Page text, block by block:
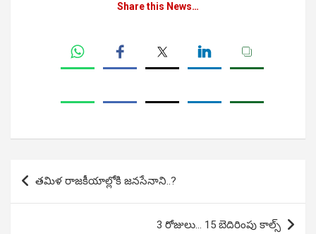
Share this News…
Post
navigation
తమిళ రాజకీయాల్లోకి జనసేనాని..?
3 రోజులు… 15 బెదిరింపు కాల్స్